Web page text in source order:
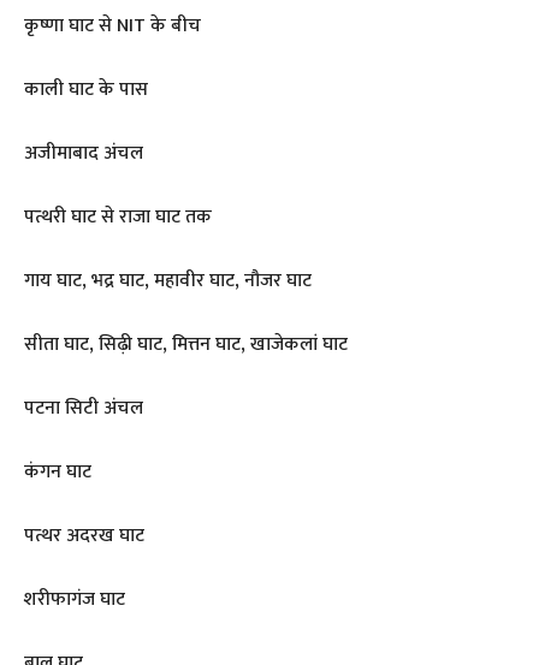
कृष्णा घाट से NIT के बीच
काली घाट के पास
अजीमाबाद अंचल
पत्थरी घाट से राजा घाट तक
गाय घाट, भद्र घाट, महावीर घाट, नौजर घाट
सीता घाट, सिढ़ी घाट, मित्तन घाट, खाजेकलां घाट
पटना सिटी अंचल
कंगन घाट
पत्थर अदरख घाट
शरीफागंज घाट